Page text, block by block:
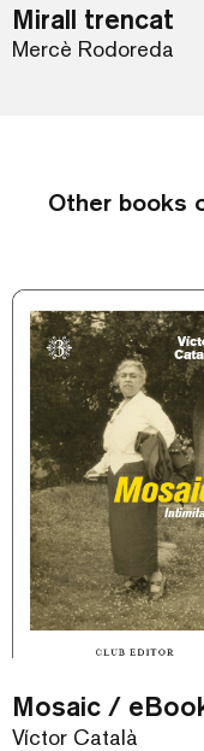
Mirall trencat
Mercè Rodoreda
Other books
Mosaic /
Víctor Català